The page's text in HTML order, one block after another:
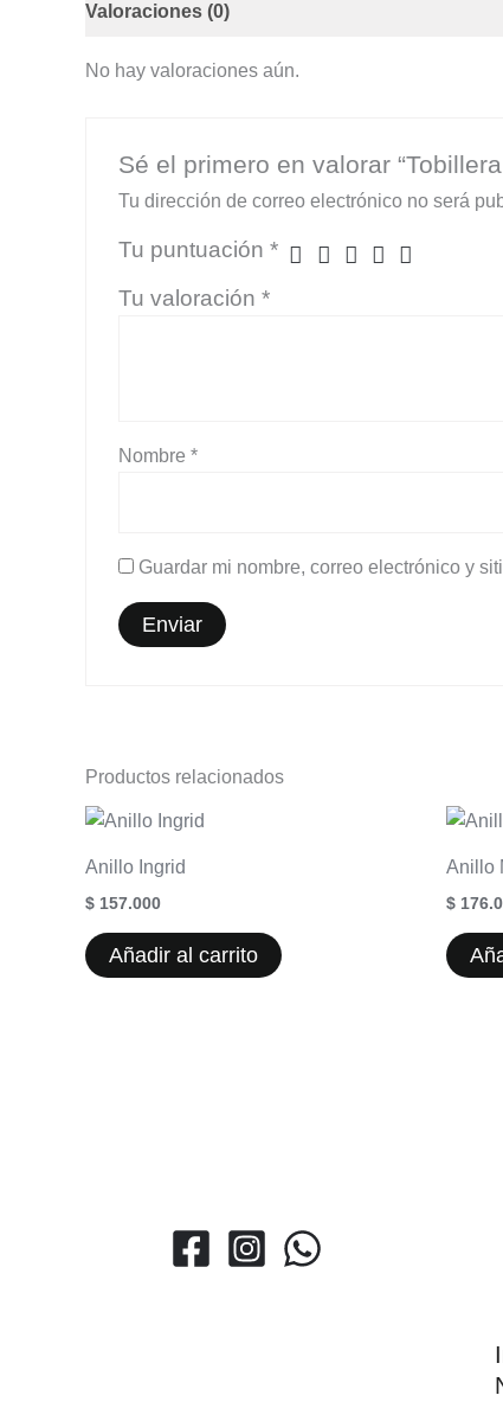
Valoraciones (0)
No hay valoraciones aún.
Sé el primero en valorar
Tu dirección de correo electrónico no será
Tu puntuación *
Tu valoración *
Nombre *
Guardar mi nombre, correo electrónico y
Productos relacionados
Anillo Ingrid
$ 157.000
Añadir al carrito
Anillo
$